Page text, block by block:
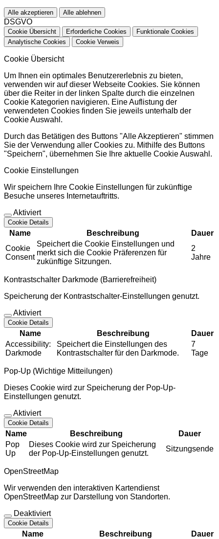
Alle akzeptieren Alle ablehnen
DSGVO
Cookie Übersicht Erforderliche Cookies
Funktionale Cookies
Analytische Cookies
Cookie Verweis
Cookie Übersicht
Um Ihnen ein optimales Benutzererlebnis zu bieten,
verwenden wir auf dieser Webseite Cookies. Sie können
über die Reiter in der linken Spalte durch die einzelnen
Cookie Kategorien navigieren. Eine Auflistung der
verwendeten Cookies finden Sie jeweils unterhalb der
Cookie Auswahl.
Durch das Betätigen des Buttons "Alle Akzeptieren" stimmen
Sie der Verwendung aller Cookies zu. Mithilfe des Buttons
"Speichern", übernehmen Sie Ihre aktuelle Cookie Auswahl.
Cookie Einstellungen
Wir speichern Ihre Cookie Einstellungen für zukünftige
Besuche unseres Internetauftritts.
Aktiviert
Cookie Details
Name Beschreibung
Dauer
Cookie
Consent
Speichert die Cookie Einstellungen und
merkt sich die Cookie Präferenzen für
zukünftige Sitzungen.
2
Jahre
Kontrastschalter Darkmode (Barrierefreiheit)
Speicherung der Kontrastschalter-Einstellungen genutzt.
Aktiviert
Cookie Details
Name Beschreibung
Dauer
Accessibility:
Darkmode
Speichert die Einstellungen des
Kontrastschalter für den Darkmode.
7
Tage
Pop-Up (Wichtige Mitteilungen)
Dieses Cookie wird zur Speicherung der Pop-Up-
Einstellungen genutzt.
Aktiviert
Cookie Details
Name Beschreibung
Dauer
Pop
Up
Dieses Cookie wird zur Speicherung
der Pop-Up-Einstellungen genutzt.
Sitzungsende
OpenStreetMap
Wir verwenden den interaktiven Kartendienst
OpenStreetMap zur Darstellung von Standorten.
Deaktiviert
Cookie Details
Name Beschreibung
Dauer